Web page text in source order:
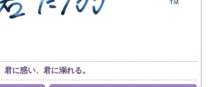
君に惑い、君に溺れる。